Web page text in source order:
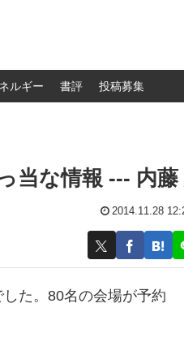
ルギー 書評 投稿募集
当な情報 --- 内藤
2014.11.28
た。80名の会場が予約